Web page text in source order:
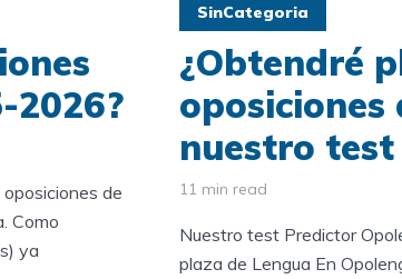
2026?
de
Como
ya
SinCategoria
¿Obtendré
oposiciones
nuestro test
11 min read
Nuestro test Predictor
plaza de Lengua En